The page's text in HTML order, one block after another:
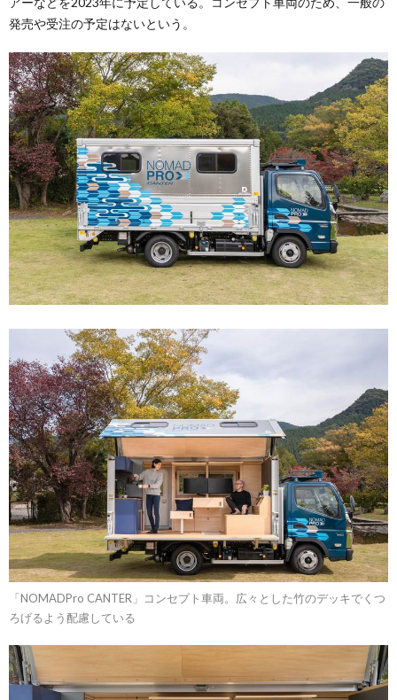
発売や受注の予定はないという。
「NOMADPro CANTER」コンセプト車両。広々とした竹のデッキでくつ
ろげるよう配慮している